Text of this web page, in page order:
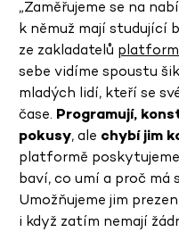
„Zaměřujeme se na
k němuž mají studující
ze zakladatelů
sebe vidíme spoustu
mladých lidí, kteří se
čase. Programují,
pokusy, ale chybí jim
platformě
baví, co umí a proč má
Umožňujeme jim
i když zatím nemají